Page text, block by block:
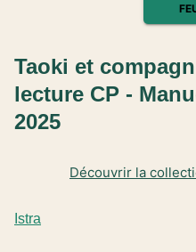
Istra
Découvrir la
Taoki et
lecture CP -
2025